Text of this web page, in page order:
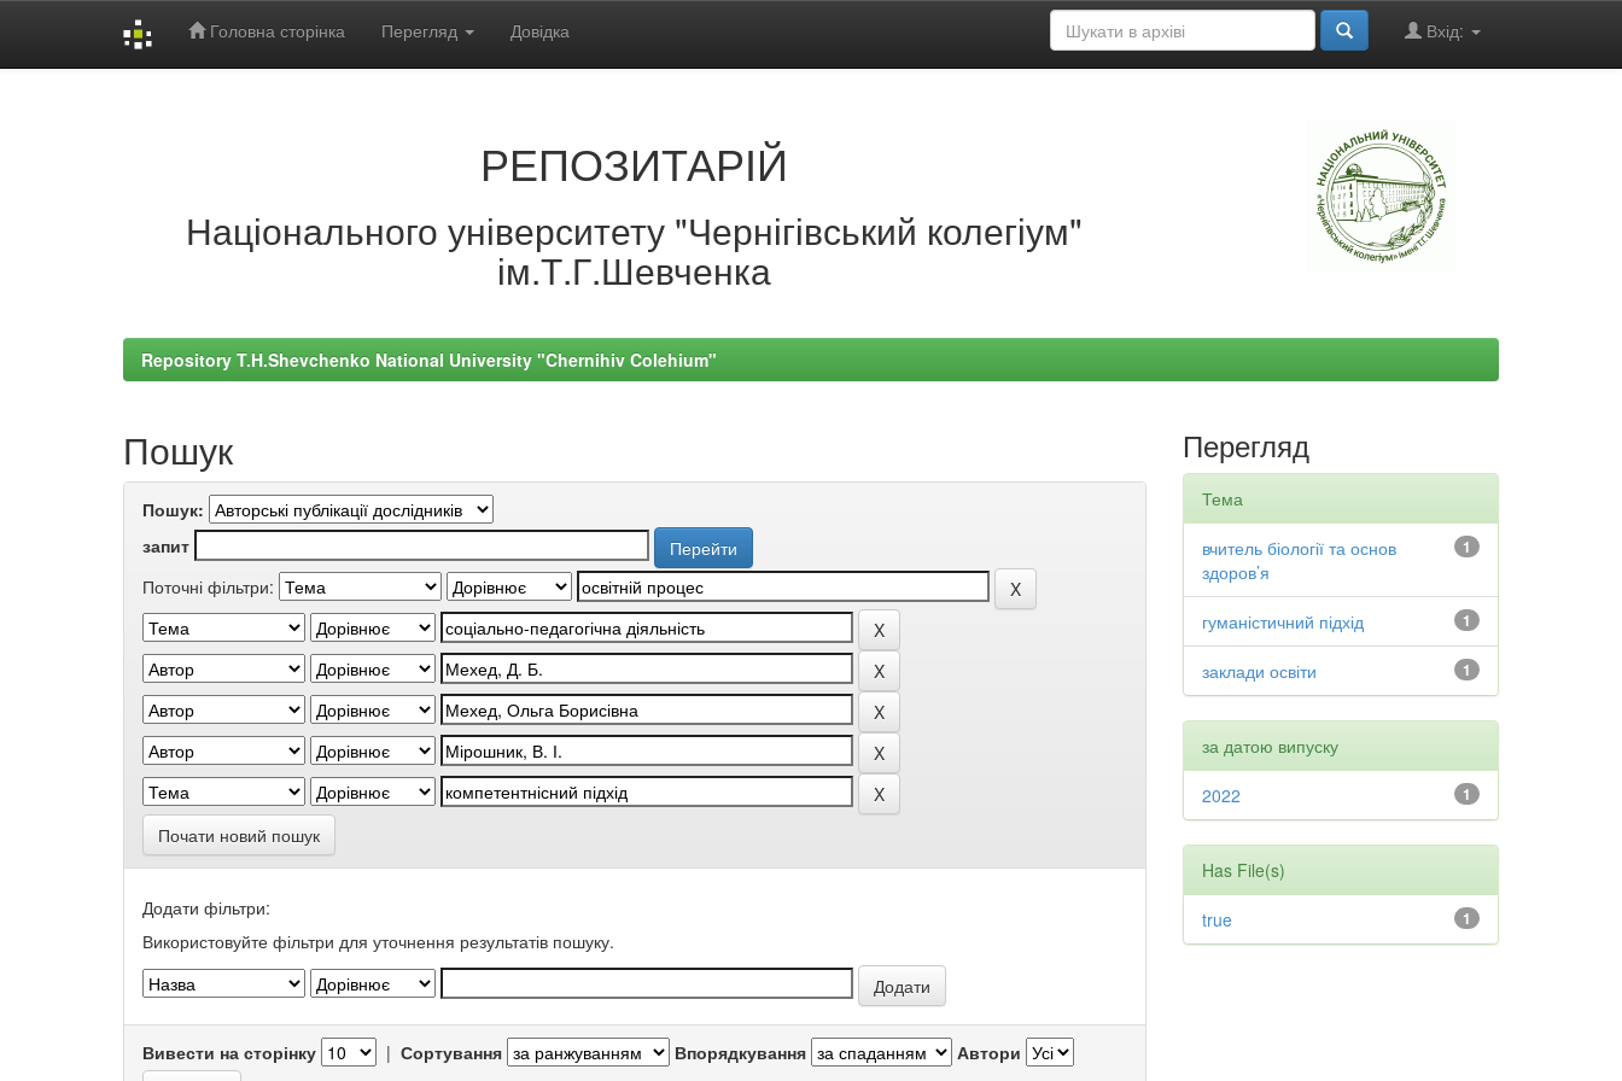
Головна сторінка Перегляд Довідка Вхід:
РЕПОЗИТАРІЙ
Національного університету "Чернігівський колегіум"
ім.Т.Г.Шевченка
Repository T.H.Shevchenko National University "Chernihiv Colehium"
Пошук
Пошук:
запит
Поточні фільтри:
Почати новий пошук
Додати фільтри:
Використовуйте фільтри для уточнення результатів пошуку.
Вивести на сторінку | Сортування Впорядкування Автори
Перегляд
Тема
1
вчитель біології та основ
здоров’я
1
гуманістичний підхід
1
заклади освіти
за датою випуску
1
2022
Has File(s)
1
true